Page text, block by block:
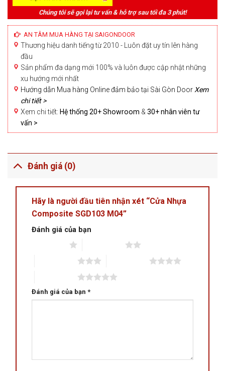
Chúng tôi sẽ gọi lại tư vấn & hỗ trợ sau tối đa 3 phút!
AN TÂM MUA HÀNG TẠI SAIGONDOOR
Thương hiệu danh tiếng từ 2010 - Luôn đặt uy tín lên hàng
đầu
Sản phẩm đa dạng mới 100% và luôn được cập nhật những
xu hướng mới nhất
Hướng dẫn Mua hàng Online đảm bảo tại Sài Gòn Door Xem
chi tiết >
Xem chi tiết: Hệ thống 20+ Showroom & 30+ nhân viên tư
vấn >
Đánh giá (0)
Hãy là người đầu tiên nhận xét “Cửa Nhựa
Composite SGD103 M04”
Đánh giá của bạn
Đánh giá của bạn *